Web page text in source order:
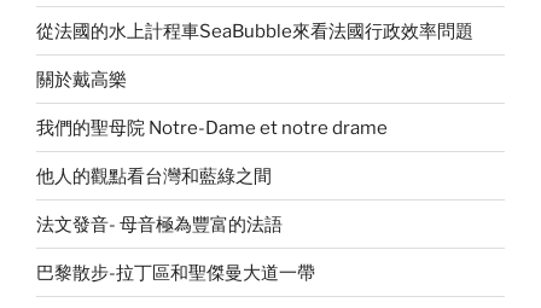
從法國的水上計程車SeaBubble來看法國行政效率問題
關於戴高樂
我們的聖母院 Notre-Dame et notre drame
他人的觀點看台灣和藍綠之間
法文發音- 母音極為豐富的法語
巴黎散步-拉丁區和聖傑曼大道一帶